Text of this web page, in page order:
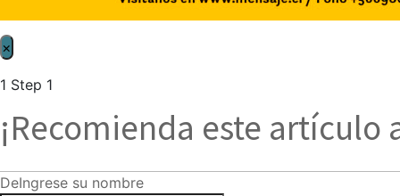
×
1 Step 1
¡Recomienda este artículo
DeIngrese su nombre